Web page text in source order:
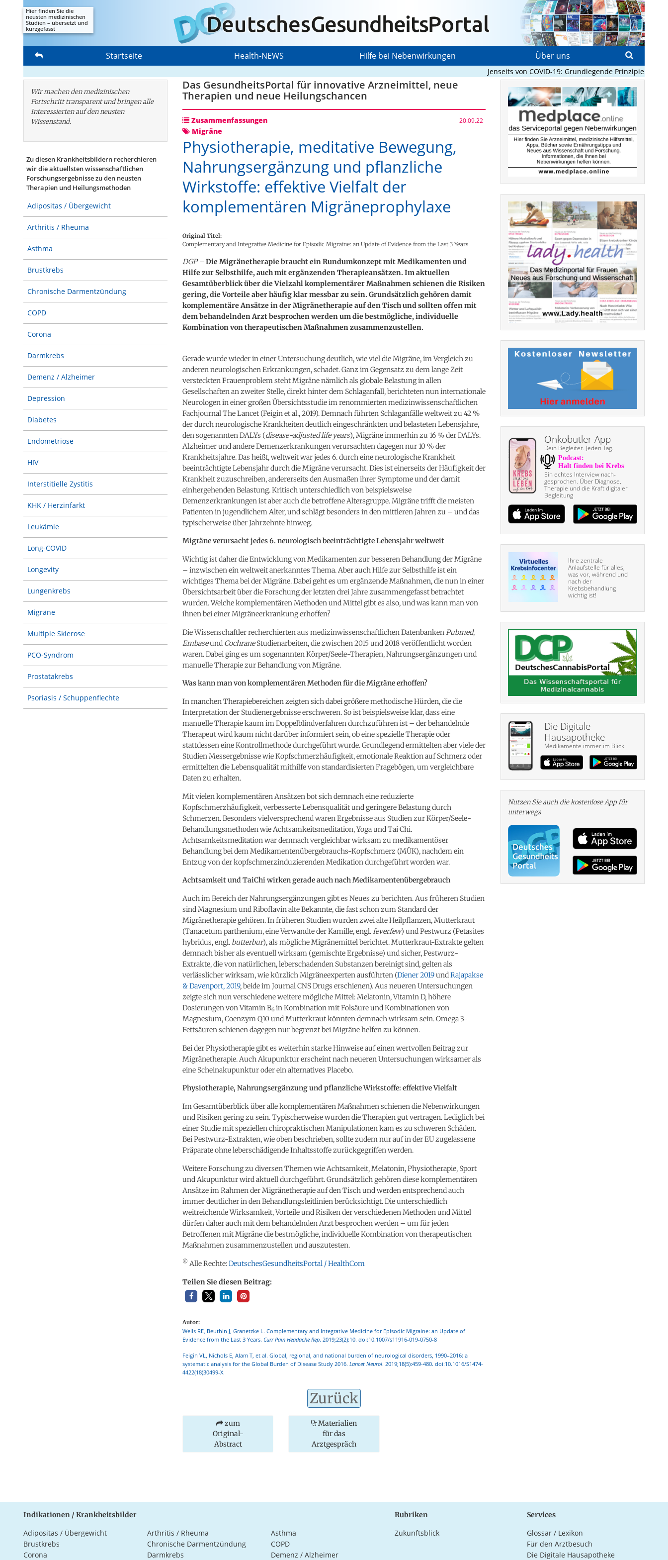
Hier finden Sie die
neusten medizinischen
Studien – übersetzt und
kurzgefasst
Startseite Health-NEWS Hilfe bei Nebenwirkungen Über uns
Jenseits von COVID-19: Grundlegende Prinzipien, die
Wir machen den medizinischen
Fortschritt transparent und bringen alle
Interessierten auf den neusten
Wissenstand.
Zu diesen Krankheitsbildern recherchieren
wir die aktuellsten wissenschaftlichen
Forschungs­ergebnisse zu den neusten
Therapien und Heilungsmethoden
Adipositas / Übergewicht
Arthritis / Rheuma
Asthma
Brustkrebs
Chronische Darmentzündung
COPD
Corona
Darmkrebs
Demenz / Alzheimer
Depression
Diabetes
Endometriose
HIV
Interstitielle Zystitis
KHK / Herzinfarkt
Leukämie
Long-COVID
Longevity
Lungenkrebs
Migräne
Multiple Sklerose
PCO-Syndrom
Prostatakrebs
Psoriasis / Schuppenflechte
Das GesundheitsPortal für innovative Arzneimittel, neue
Therapien und neue Heilungschancen
Zusammenfassungen 20.09.22
Migräne
Physiotherapie, meditative Bewegung,
Nahrungsergänzung und pflanzliche
Wirkstoffe: effektive Vielfalt der
komplementären Migräneprophylaxe
Original Titel:
Complementary and Integrative Medicine for Episodic Migraine: an Update of Evidence from the Last 3 Years.
DGP –Die Migränetherapie braucht ein Rundumkonzept mit Medikamenten und
Hilfe zur Selbsthilfe, auch mit ergänzenden Therapieansätzen. Im aktuellen
Gesamtüberblick über die Vielzahl komplementärer Maßnahmen schienen die Risiken
gering, die Vorteile aber häufig klar messbar zu sein. Grundsätzlich gehören damit
komplementäre Ansätze in der Migränetherapie auf den Tisch und sollten offen mit
dem behandelnden Arzt besprochen werden um die bestmögliche, individuelle
Kombination von therapeutischen Maßnahmen zusammenzustellen.
Gerade wurde wieder in einer Untersuchung deutlich, wie viel die Migräne, im Vergleich zu
anderen neurologischen Erkrankungen, schadet. Ganz im Gegensatz zu dem lange Zeit
versteckten Frauenproblem steht Migräne nämlich als globale Belastung in allen
Gesellschaften an zweiter Stelle, direkt hinter dem Schlaganfall, berichteten nun internationale
Neurologen in einer großen Übersichtsstudie im renommierten medizinwissenschaftlichen
Fachjournal The Lancet (Feigin et al., 2019). Demnach führten Schlaganfälle weltweit zu 42 %
der durch neurologische Krankheiten deutlich eingeschränkten und belasteten Lebensjahre,
den sogenannten DALYs (disease-adjusted life years), Migräne immerhin zu 16 % der DALYs.
Alzheimer und andere Demenzerkrankungen verursachten dagegen nur 10 % der
Krankheitsjahre. Das heißt, weltweit war jedes 6. durch eine neurologische Krankheit
beeinträchtigte Lebensjahr durch die Migräne verursacht. Dies ist einerseits der Häufigkeit der
Krankheit zuzuschreiben, andererseits den Ausmaßen ihrer Symptome und der damit
einhergehenden Belastung. Kritisch unterschiedlich von beispielsweise
Demenzerkrankungen ist aber auch die betroffene Altersgruppe. Migräne trifft die meisten
Patienten in jugendlichem Alter, und schlägt besonders in den mittleren Jahren zu – und das
typischerweise über Jahrzehnte hinweg.
Migräne verursacht jedes 6. neurologisch beeinträchtigte Lebensjahr weltweit
Wichtig ist daher die Entwicklung von Medikamenten zur besseren Behandlung der Migräne
– inzwischen ein weltweit anerkanntes Thema. Aber auch Hilfe zur Selbsthilfe ist ein
wichtiges Thema bei der Migräne. Dabei geht es um ergänzende Maßnahmen, die nun in einer
Übersichtsarbeit über die Forschung der letzten drei Jahre zusammengefasst betrachtet
wurden. Welche komplementären Methoden und Mittel gibt es also, und was kann man von
ihnen bei einer Migräneerkrankung erhoffen?
Die Wissenschaftler recherchierten aus medizinwissenschaftlichen DatenbankenPubmed,
Embaseund CochraneStudienarbeiten, die zwischen 2015 und 2018 veröffentlicht worden
waren. Dabei ging es um sogenannten Körper/Seele-Therapien, Nahrungsergänzungen und
manuelle Therapie zur Behandlung von Migräne.
Was kann man von komplementären Methoden für die Migräne erhoffen?
In manchen Therapiebereichen zeigten sich dabei größere methodische Hürden, die die
Interpretation der Studienergebnisse erschweren. So ist beispielsweise klar, dass eine
manuelle Therapie kaum im Doppelblindverfahren durchzuführen ist – der behandelnde
Therapeut wird kaum nicht darüber informiert sein, ob eine spezielle Therapie oder
stattdessen eine Kontrollmethode durchgeführt wurde. Grundlegend ermittelten aber viele der
Studien Messergebnisse wie Kopfschmerzhäufigkeit, emotionale Reaktion auf Schmerz oder
ermittelten die Lebensqualität mithilfe von standardisierten Fragebögen, um vergleichbare
Daten zu erhalten.
Mit vielen komplementären Ansätzen bot sich demnach eine reduzierte
Kopfschmerzhäufigkeit, verbesserte Lebensqualität und geringere Belastung durch
Schmerzen. Besonders vielversprechend waren Ergebnisse aus Studien zur Körper/Seele-
Behandlungsmethoden wie Achtsamkeitsmeditation, Yoga und Tai Chi.
Achtsamkeitsmeditation war demnach vergleichbar wirksam zu medikamentöser
Behandlung bei dem Medikamentenübergebrauchs-Kopfschmerz (MÜK), nachdem ein
Entzug von der kopfschmerzinduzierenden Medikation durchgeführt worden war.
Achtsamkeit und TaiChi wirken gerade auch nach Medikamentenübergebrauch
Auch im Bereich der Nahrungsergänzungen gibt es Neues zu berichten. Aus früheren Studien
sind Magnesium und Riboflavin alte Bekannte, die fast schon zum Standard der
Migränetherapie gehören. In früheren Studien wurden zwei alte Heilpflanzen, Mutterkraut
(Tanacetum parthenium, eine Verwandte der Kamille, engl.feverfew) und Pestwurz (Petasites
hybridus, engl. butterbur), als mögliche Migränemittel berichtet. Mutterkraut-Extrakte gelten
demnach bisher als eventuell wirksam (gemischte Ergebnisse) und sicher, Pestwurz-
Extrakte, die von natürlichen, leberschadenden Substanzen bereinigt sind, gelten als
verlässlicher wirksam, wie kürzlich Migräneexperten ausführten (Diener 2019undRajapakse
& Davenport, 2019, beide im Journal CNS Drugs erschienen). Aus neueren Untersuchungen
zeigte sich nun verschiedene weitere mögliche Mittel: Melatonin, Vitamin D, höhere
Dosierungen von Vitamin B6 in Kombination mit Folsäure und Kombinationen von
Magnesium, Coenzym Q10 und Mutterkraut könnten demnach wirksam sein. Omega 3-
Fettsäuren schienen dagegen nur begrenzt bei Migräne helfen zu können.
Bei der Physiotherapie gibt es weiterhin starke Hinweise auf einen wertvollen Beitrag zur
Migränetherapie. Auch Akupunktur erscheint nach neueren Untersuchungen wirksamer als
eine Scheinakupunktur oder ein alternatives Placebo.
Physiotherapie, Nahrungsergänzung und pflanzliche Wirkstoffe: effektive Vielfalt
Im Gesamtüberblick über alle komplementären Maßnahmen schienen die Nebenwirkungen
und Risiken gering zu sein. Typischerweise wurden die Therapien gut vertragen. Lediglich bei
einer Studie mit speziellen chiropraktischen Manipulationen kam es zu schweren Schäden.
Bei Pestwurz-Extrakten, wie oben beschrieben, sollte zudem nur auf in der EU zugelassene
Präparate ohne leberschädigende Inhaltsstoffe zurückgegriffen werden.
Weitere Forschung zu diversen Themen wie Achtsamkeit, Melatonin, Physiotherapie, Sport
und Akupunktur wird aktuell durchgeführt. Grundsätzlich gehören diese komplementären
Ansätze im Rahmen der Migränetherapie auf den Tisch und werden entsprechend auch
immer deutlicher in den Behandlungsleitlinien berücksichtigt. Die unterschiedlich
weitreichende Wirksamkeit, Vorteile und Risiken der verschiedenen Methoden und Mittel
dürfen daher auch mit dem behandelnden Arzt besprochen werden – um für jeden
Betroffenen mit Migräne die bestmögliche, individuelle Kombination von therapeutischen
Maßnahmen zusammenzustellen und auszutesten.
© Alle Rechte:DeutschesGesundheitsPortal / HealthCom
Teilen Sie diesen Beitrag:
Autor:
Wells RE, Beuthin J, Granetzke L. Complementary and Integrative Medicine for Episodic Migraine: an Update of
Evidence from the Last 3 Years. Curr Pain Headache Rep. 2019;23(2):10. doi:10.1007/s11916-019-0750-8
Feigin VL, Nichols E, Alam T, et al. Global, regional, and national burden of neurological disorders, 1990–2016: a
systematic analysis for the Global Burden of Disease Study 2016. Lancet Neurol. 2019;18(5):459-480. doi:10.1016/S1474-
4422(18)30499-X.
Zurück
zum
Original-
Abstract
Materialien
für das
Arztgespräch
Onkobutler-App
Dein Begleiter. Jeden Tag.
Ein echtes Interview nach­
gesprochen. Über Diagnose,
Therapie und die Kraft digitaler
Begleitung
Ihre zentrale
Anlaufstelle für alles,
was vor, während und
nach der
Krebsbehandlung
wichtig ist!
Die Digitale
Hausapotheke
Medikamente immer im Blick
Nutzen Sie auch die kosten­lose App für
unterwegs
Indikationen / Krankheitsbilder
Adipositas / Übergewicht Arthritis / Rheuma
Asthma
Brustkrebs
Chronische Darmentzündung
COPD
Corona
Darmkrebs Demenz / Alzheimer
Rubriken
Zukunftsblick
Services
Glossar / Lexikon
Für den Arztbesuch
Die Digitale Hausapotheke